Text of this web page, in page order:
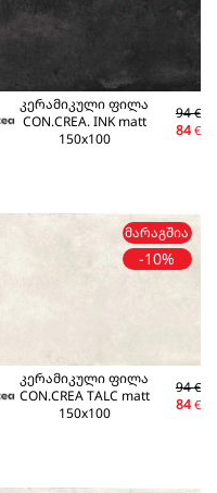
კერამიკული ფილა
CON.CREA. INK matt
150x100
94€
84€
ᲛᲐᲠᲐᲒᲨᲘᲐ
-10%
კერამიკული ფილა
CON.CREA TALC matt
150x100
94€
84€